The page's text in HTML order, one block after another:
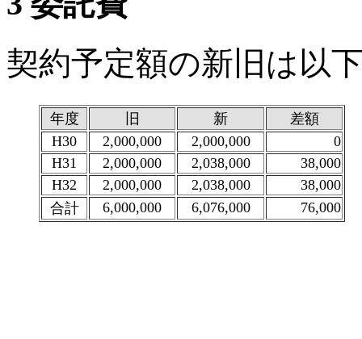
契約予定額の新旧は以
年度
旧 新
差額
H30
2,000,000 2,000,000
0
H31
2,000,000 2,038,000
38,000
H32
2,000,000 2,038,000
38,000
合計
6,000,000 6,076,000 76,000